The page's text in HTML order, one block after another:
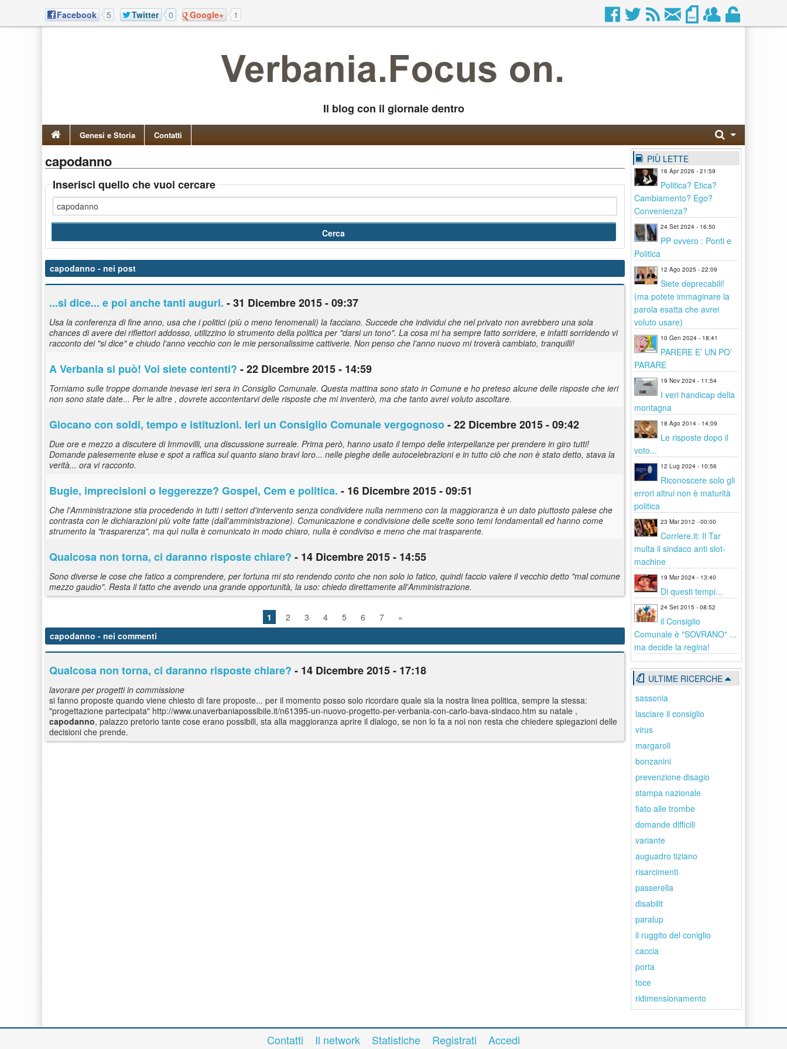
Facebook 5 Twitter 0 Google+ 1
Il blog con il giornale dentro
Genesi e Storia Contatti
capodanno
Inserisci quello che vuoi cercare
capodanno - nei post
...si dice... e poi anche tanti auguri. - 31 Dicembre 2015 - 09:37
Usa la conferenza di fine anno, usa che i politici (più o meno fenomenali) la facciano. Succede che individui che nel privato non avrebbero una sola
chances di avere dei riflettori addosso, utilizzino lo strumento della politica per "darsi un tono". La cosa mi ha sempre fatto sorridere, e infatti sorridendo vi
racconto dei "si dice" e chiudo l'anno vecchio con le mie personalissime cattiverie. Non penso che l'anno nuovo mi troverà cambiato, tranquilli!
A Verbania si può! Voi siete contenti? - 22 Dicembre 2015 - 14:59
Torniamo sulle troppe domande inevase ieri sera in Consiglio Comunale. Questa mattina sono stato in Comune e ho preteso alcune delle risposte che ieri
non sono state date... Per le altre , dovrete accontentarvi delle risposte che mi inventerò, ma che tanto avrei voluto ascoltare.
Giocano con soldi, tempo e istituzioni. Ieri un Consiglio Comunale vergognoso- 22 Dicembre 2015 - 09:42
Due ore e mezzo a discutere di Immovilli, una discussione surreale. Prima però, hanno usato il tempo delle interpellanze per prendere in giro tutti!
Domande palesemente eluse e spot a raffica sul quanto siano bravi loro... nelle pieghe delle autocelebrazioni e in tutto ciò che non è stato detto, stava la
verità... ora vi racconto.
Bugie, imprecisioni o leggerezze? Gospel, Cem e politica. - 16 Dicembre 2015 - 09:51
Che l'Amministrazione stia procedendo in tutti i settori d'intervento senza condividere nulla nemmeno con la maggioranza è un dato piuttosto palese che
contrasta con le dichiarazioni più volte fatte (dall'amministrazione). Comunicazione e condivisione delle scelte sono temi fondamentali ed hanno come
strumento la "trasparenza", ma quì nulla è comunicato in modo chiaro, nulla è condiviso e meno che mai trasparente.
Qualcosa non torna, ci daranno risposte chiare? - 14 Dicembre 2015 - 14:55
Sono diverse le cose che fatico a comprendere, per fortuna mi sto rendendo conto che non solo io fatico, quindi faccio valere il vecchio detto "mal comune
mezzo gaudio". Resta il fatto che avendo una grande opportunità, la uso: chiedo direttamente all'Amministrazione.
1 2 3 4 5 6 7
»
capodanno - nei commenti
Qualcosa non torna, ci daranno risposte chiare? - 14 Dicembre 2015 - 17:18
lavorare per progetti in commissione
si fanno proposte quando viene chiesto di fare proposte... per il momento posso solo ricordare quale sia la nostra linea politica, sempre la stessa:
"progettazione partecipata" http://www.unaverbaniapossibile.it/n61395-un-nuovo-progetto-per-verbania-con-carlo-bava-sindaco.htm su natale ,
capodanno, palazzo pretorio tante cose erano possibili, sta alla maggioranza aprire il dialogo, se non lo fa a noi non resta che chiedere spiegazioni delle
decisioni che prende.
PIÙ LETTE
16 Apr 2026 - 21:59
Politica? Etica?
Cambiamento? Ego?
Convenienza?
24 Set 2024 - 16:50
PP ovvero : Ponti e
Politica
12 Ago 2025 - 22:09
Siete deprecabili!
(ma potete immaginare la
parola esatta che avrei
voluto usare)
10 Gen 2024 - 18:41
PARERE E’ UN PO’
PARARE
19 Nov 2024 - 11:54
I veri handicap della
montagna
18 Ago 2014 - 14:09
Le risposte dopo il
voto...
12 Lug 2024 - 10:56
Riconoscere solo gli
errori altrui non è maturità
politica
23 Mar 2012 - 00:00
Corriere.it: Il Tar
multa il sindaco anti slot-
machine
19 Mar 2024 - 13:40
Di questi tempi...
24 Set 2015 - 08:52
il Consiglio
Comunale è "SOVRANO" ...
ma decide la regina!
ULTIME RICERCHE
sassonia
lasciare il consiglio
virus
margaroli
bonzanini
prevenzione disagio
stampa nazionale
fiato alle trombe
domande difficili
variante
auguadro tiziano
risarcimenti
passerella
disabilit
paralup
il ruggito del coniglio
caccia
porta
toce
ridimensionamento
Contatti Il network Statistiche Registrati Accedi